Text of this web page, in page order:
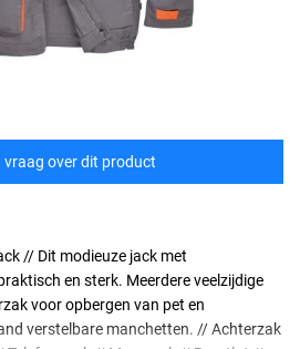
vraag over dit product
// Dit modieuze jack met
en sterk. Meerdere veelzijdige
voor opbergen van pet en
verstelbare manchetten. // Achterzak